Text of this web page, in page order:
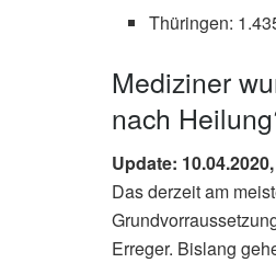
Thüringen:
Mediziner
nach
Update:
Das derzeit am
Erreger. Bislang